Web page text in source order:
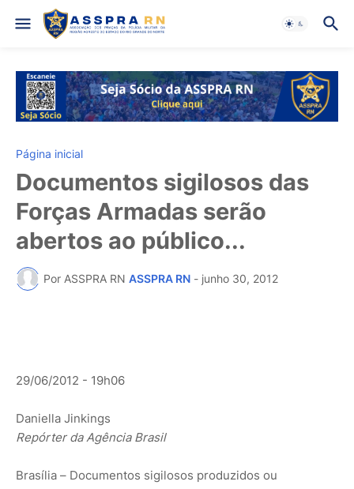
Página inicial
Documentos sigilosos das
Forças Armadas serão
abertos ao público...
Por ASSPRA RN ASSPRA RN - junho 30, 2012
29/06/2012 - 19h06
Daniella Jinkings
Repórter da Agência Brasil
Brasília – Documentos sigilosos produzidos ou